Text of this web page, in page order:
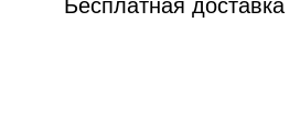
Бесплатная доставка